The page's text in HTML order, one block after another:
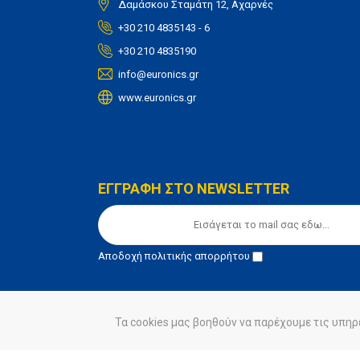
Δαμάσκου Σταμάτη 12, Αχαρνές
+30 210 4835143 - 6
+30 210 4835190
info@euronics.gr
www.euronics.gr
ΕΓΓΡΑΦΗ ΣΤΟ NEWSLETTER
Αποδοχήπολιτικής απορρήτου
© euronics 2020 Όροι Χρήσης Πολιτική
Τα cookies μας βοηθούν να παρέχουμε τις